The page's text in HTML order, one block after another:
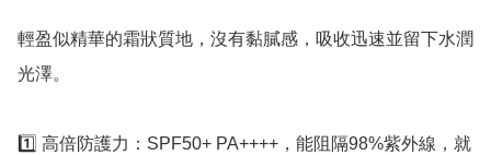
輕盈似精華的霜狀質地，沒有黏膩感，吸收迅速並留下水潤
光澤。
1️⃣ 高倍防護力：SPF50+ PA++++，能阻隔98%紫外線，就